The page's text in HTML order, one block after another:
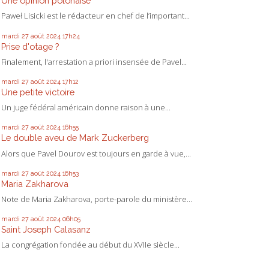
Paweł Lisicki est le rédacteur en chef de l’important...
mardi 27 août 2024 17h24
Prise d'otage ?
Finalement, l'arrestation a priori insensée de Pavel...
mardi 27 août 2024 17h12
Une petite victoire
Un juge fédéral américain donne raison à une...
mardi 27 août 2024 16h55
Le double aveu de Mark Zuckerberg
Alors que Pavel Dourov est toujours en garde à vue,...
mardi 27 août 2024 16h53
Maria Zakharova
Note de Maria Zakharova, porte-parole du ministère...
mardi 27 août 2024 06h05
Saint Joseph Calasanz
La congrégation fondée au début du XVIIe siècle...